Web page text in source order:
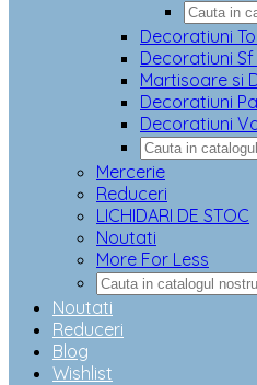
Decoratiuni
Decoratiuni
Martisoare si
Decoratiuni
Decoratiuni
Mercerie
Reduceri
LICHIDARI DE STOC
Noutati
More For Less
Noutati
Reduceri
Blog
Wishlist